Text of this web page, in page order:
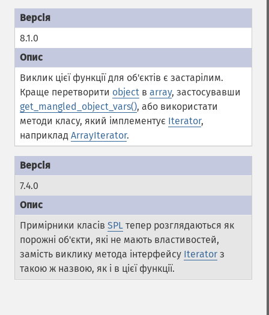
8.1.0
Виклик цієї функції для об'єктів є застарілим.
Краще перетворити object в array, застосувавши
get_mangled_object_vars(), або використати
методи класу, який імплементує Iterator,
наприклад ArrayIterator.
7.4.0
Примірники класів SPL тепер розглядаються як
порожні об'єкти, які не мають властивостей,
замість виклику метода інтерфейсу Iterator з
такою ж назвою, як і в цієї функції.